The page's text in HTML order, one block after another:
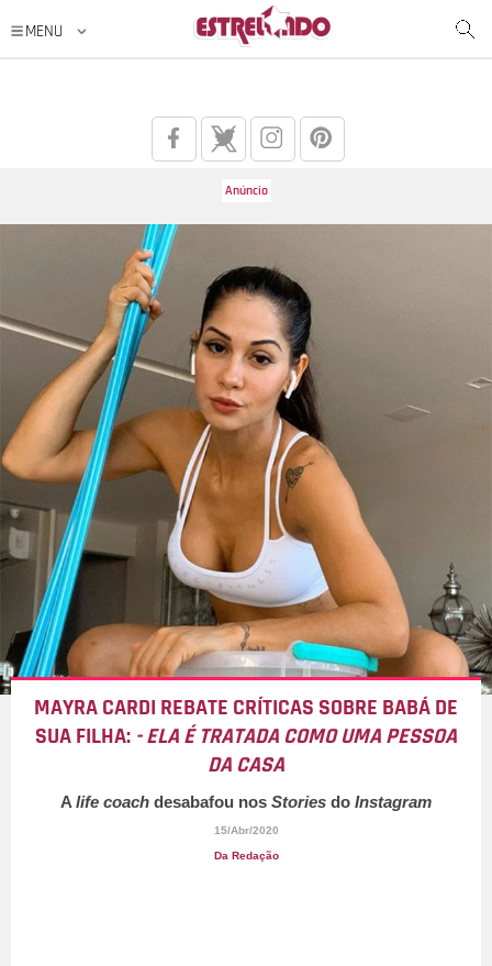
MAYRA CARDI REBATE CRÍTICAS SOBRE BABÁ DE
SUA FILHA: - ELA É TRATADA COMO UMA PESSOA
DA CASA
A life coach desabafou nos Stories do Instagram
15/Abr/2020
Da Redação